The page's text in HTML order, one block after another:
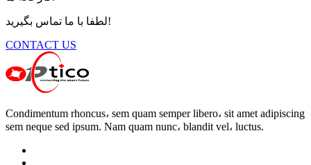
لطفا با ما تماس بگیرید!
CONTACT US
Condimentum rhoncus، sem quam semper libero، sit amet adipiscing
sem neque sed ipsum. Nam quam nunc، blandit vel، luctus.